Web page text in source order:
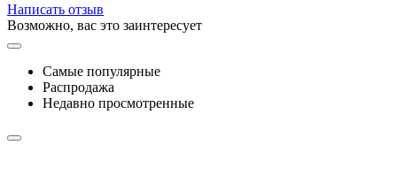
Написать отзыв
Возможно, вас это заинтересует
Самые популярные
Распродажа
Недавно просмотренные